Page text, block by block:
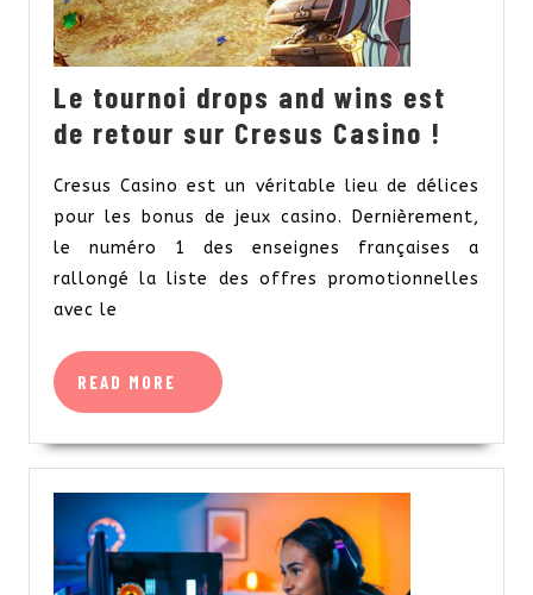
Le tournoi drops and wins est
de retour sur Cresus Casino !
drops
and
wins
Cresus
Cresus Casino est un véritable lieu de délices
pour les bonus de jeux casino. Dernièrement,
le numéro 1 des enseignes françaises a
rallongé la liste des offres promotionnelles
avec le
READ MORE
READ
MORE